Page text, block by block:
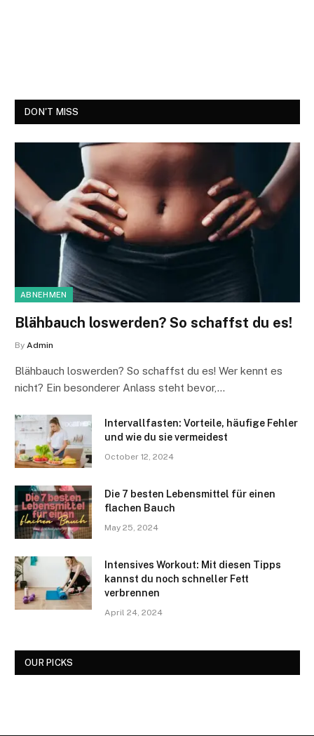
DON'T MISS
ABNEHMEN
Blähbauch loswerden? So schaffst du es!
By Admin
Blähbauch loswerden? So schaffst du es! Wer kennt es
nicht? Ein besonderer Anlass steht bevor,…
Intervallfasten: Vorteile, häufige Fehler
und wie du sie vermeidest
October 12, 2024
Die 7 besten Lebensmittel für einen
flachen Bauch
May 25, 2024
Intensives Workout: Mit diesen Tipps
kannst du noch schneller Fett
verbrennen
April 24, 2024
OUR PICKS